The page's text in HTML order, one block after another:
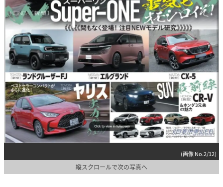
(画像 No.2/12)
縦スクロールで次の写真へ